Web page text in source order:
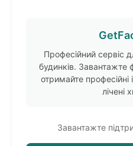
Професійний сервіс
будинків. Завантажте
отримайте професійні
лічені
Завантажте